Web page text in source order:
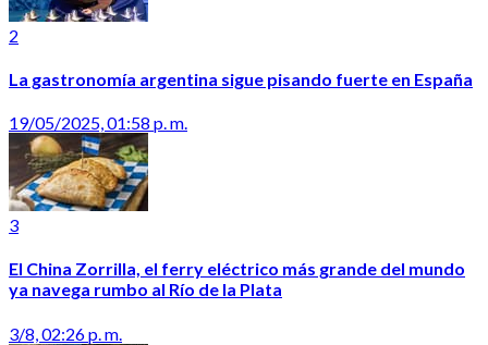
2
La gastronomía argentina sigue pisando fuerte en España
19/05/2025, 01:58 p. m.
3
El China Zorrilla, el ferry eléctrico más grande del mundo
ya navega rumbo al Río de la Plata
3/8, 02:26 p. m.